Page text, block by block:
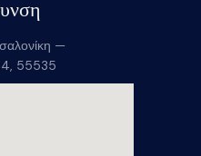
—
55535